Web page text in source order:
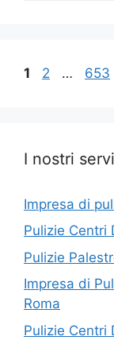
Pagina
1 Pagina
2 … 653
I nostri
Impresa di
Pulizie Centri
Pulizie
Impresa di
Roma
Pulizie Centri